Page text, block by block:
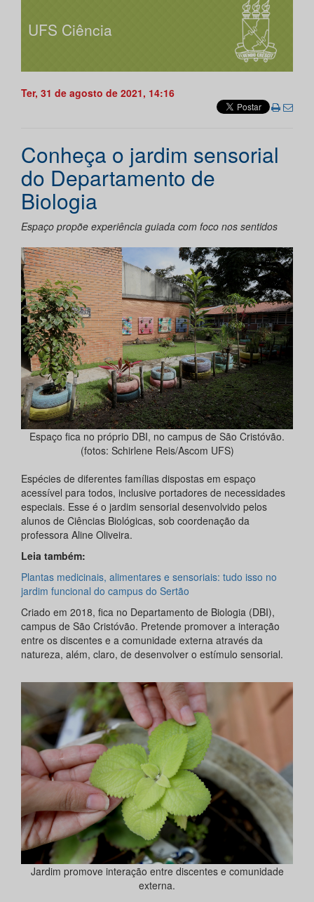
UFS Ciência
Ter, 31 de agosto de 2021, 14:16
Conheça o jardim sensorial
do Departamento de
Biologia
Espaço propõe experiência guiada com foco nos sentidos
Espaço fica no próprio DBI, no campus de São Cristóvão.
(fotos: Schirlene Reis/Ascom UFS)
Espécies de diferentes famílias dispostas em espaço
acessível para todos, inclusive portadores de necessidades
especiais. Esse é o jardim sensorial desenvolvido pelos
alunos de Ciências Biológicas, sob coordenação da
professora Aline Oliveira.
Leia também:
Plantas medicinais, alimentares e sensoriais: tudo isso no
jardim funcional do campus do Sertão
Criado em 2018, fica no Departamento de Biologia (DBI),
campus de São Cristóvão. Pretende promover a interação
entre os discentes e a comunidade externa através da
natureza, além, claro, de desenvolver o estímulo sensorial.
Jardim promove interação entre discentes e comunidade
externa.